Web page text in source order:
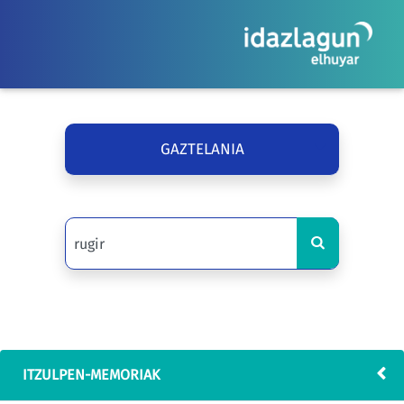
GAZTELANIA
ITZULPEN-MEMORIAK